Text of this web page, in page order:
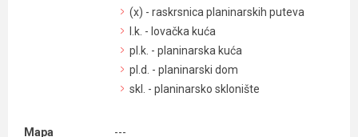
(x) - raskrsnica planinarskih puteva
l.k. - lovačka kuća
pl.k. - planinarska kuća
pl.d. - planinarski dom
skl. - planinarsko sklonište
Mapa ---